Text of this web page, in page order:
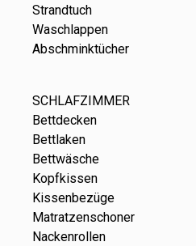
Strandtuch
Waschlappen
Abschminktücher
SCHLAFZIMMER
Bettdecken
Bettlaken
Bettwäsche
Kopfkissen
Kissenbezüge
Matratzenschoner
Nackenrollen